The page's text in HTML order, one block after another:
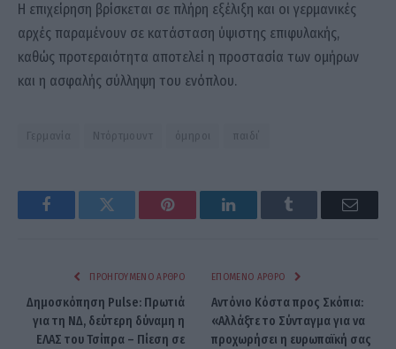
Η επιχείρηση βρίσκεται σε πλήρη εξέλιξη και οι γερμανικές
αρχές παραμένουν σε κατάσταση ύψιστης επιφυλακής,
καθώς προτεραιότητα αποτελεί η προστασία των ομήρων
και η ασφαλής σύλληψη του ενόπλου.
Γερμανία Ντόρτμουντ όμηροι παιδι΄
FacebookTwitter Pinterest LinkedInTumblr Email
ΠΡΟΗΓΟΎΜΕΝΟ ΆΡΘΡΟ
Δημοσκόπηση Pulse: Πρωτιά
για τη ΝΔ, δεύτερη δύναμη η
ΕΛΑΣ του Τσίπρα – Πίεση σε
ΕΠΌΜΕΝΟ ΆΡΘΡΟ
Αντόνιο Κόστα προς Σκόπια:
«Αλλάξτε το Σύνταγμα για να
προχωρήσει η ευρωπαϊκή σας